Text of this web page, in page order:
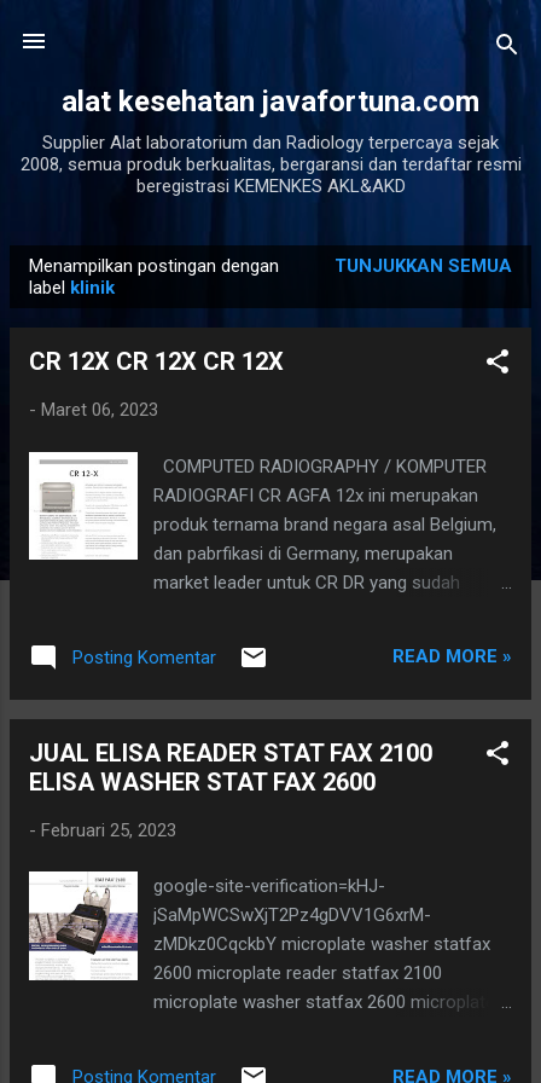
alat kesehatan javafortuna.com
Supplier Alat laboratorium dan Radiology terpercaya sejak
2008, semua produk berkualitas, bergaransi dan terdaftar resmi
beregistrasi KEMENKES AKL&AKD
o
Menampilkan postingan dengan
label klinik
TUNJUKKAN SEMUA
CR 12X CR 12X CR 12X
- Maret 06, 2023
COMPUTED RADIOGRAPHY / KOMPUTER
RADIOGRAFI CR AGFA 12x ini merupakan
produk ternama brand negara asal Belgium,
dan pabrfikasi di Germany, merupakan
market leader untuk CR DR yang sudah
atau Asia dan America. resmi, bergaransi
dan beregistrasi kemenkes AKL UNTUK
Hotline: 0813 8020 5758 ( CALL OR WA)
Office 021.28535786 www.abhisevalab.com
blok D no.19 jl. I gusti Ngurai Rai Bintara Kota
beregistrasi kemenkes AKL Tampilan citra
pada dasarnya merupakan hasil respon
frekuensi spasial dan proses gradasi.
Respon frekuensi spasial mengontrol
kontras antara dua struktur pada densitas
range densitas yang digunakan untuk
Posting Komentar READ MORE »
JUAL ELISA READER STAT FAX 2100
ELISA WASHER STAT FAX 2600
- Februari 25, 2023
google-site-verification=kHJ-
jSaMpWCSwXjT2Pz4gDVV1G6xrM-
zMDkz0CqckbY microplate washer statfax
2600 microplate reader statfax 2100
microplate washer statfax 2600 microplate
Posting Komentar READ MORE »